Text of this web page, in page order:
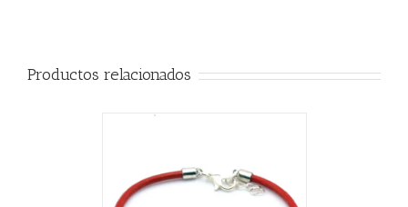
Productos relacionados